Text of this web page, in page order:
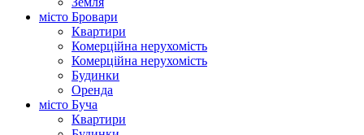
місто Бровари
Квартири
Комерційна нерухомість
Комерційна нерухомість
Будинки
Оренда
місто Буча
Квартири